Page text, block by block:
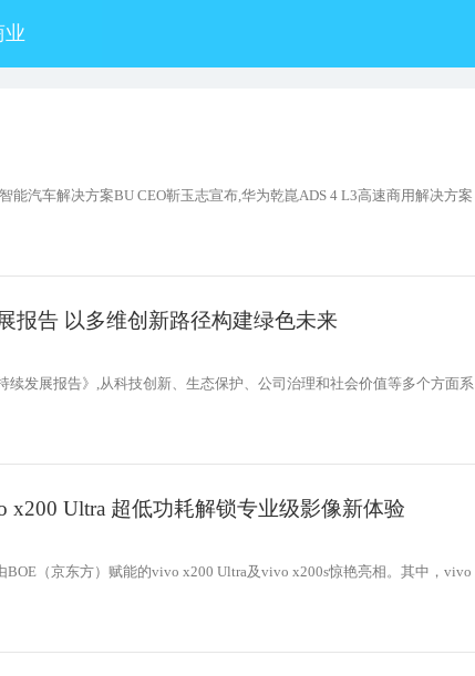
业
能汽车解决方案BU CEO靳玉志宣布,华为乾崑ADS 4 L3高速商用解决方案
报告 以多维创新路径构建绿色未来
续发展报告》,从科技创新、生态保护、公司治理和社会价值等多个方面系
x200 Ultra 超低功耗解锁专业级影像新体验
（京东方）赋能的vivo x200 Ultra及vivo x200s惊艳亮相。其中，vivo